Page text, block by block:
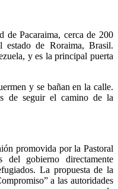
de Pacaraima, cerca de 200
de Roraima, Brasil.
y es la principal puerta
y se bañan en la calle.
de seguir el camino de la
promovida por la Pastoral
gobierno directamente
La propuesta de la
a las autoridades